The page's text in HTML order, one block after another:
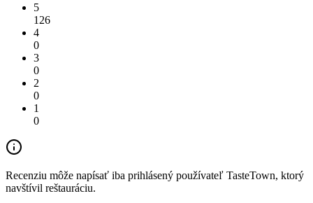
5
126
4
0
3
0
2
0
1
0
Recenziu môže napísať iba prihlásený používateľ TasteTown, ktorý
navštívil reštauráciu.